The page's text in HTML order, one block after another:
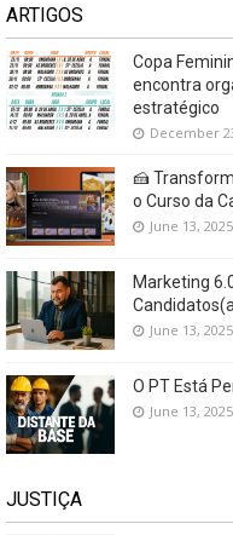
ARTIGOS
Copa
encontra
estratégico
December
🍰
o Curso da
June 13, 2025
Marketing
June 13, 2025
O PT Está
June 13, 2025
JUSTIÇA